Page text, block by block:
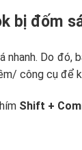
bị đốm
nhanh. Do đó,
công cụ để
Shift +